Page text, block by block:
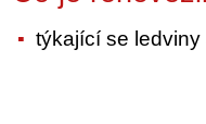
týkající se